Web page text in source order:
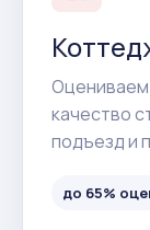
Оцениваем
качество
подъезд и
до 65%